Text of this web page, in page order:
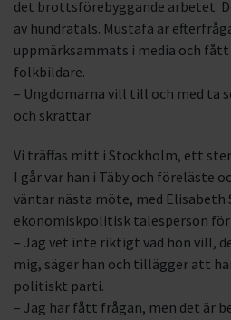
det brottsförebyggande arbetet.
av hundratals. Mustafa är
uppmärksammats i media och
folkbildare.
– Ungdomarna vill till och med ta
och skrattar.
Vi träffas mitt i Stockholm, ett
I går var han i Täby och föreläste
väntar nästa möte, med Elisabeth
ekonomiskpolitisk talesperson
– Jag vet inte riktigt vad hon vill,
mig, säger han och tillägger att
politiskt parti.
– Jag har fått frågan, men det är